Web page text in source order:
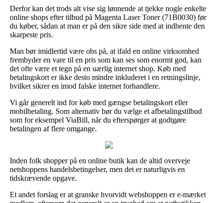
Derfor kan det trods alt vise sig lønnende at tjekke nogle enkelte
online shops efter tilbud på Magenta Laser Toner (71B0030) før
du køber, sådan at man er på den sikre side med at indhente den
skarpeste pris.
Man bør imidlertid være obs på, at ifald en online virksomhed
frembyder en vare til en pris som kan ses som enormt god, kan
det ofte være et tegn på en uærlig internet shop. Køb med
betalingskort er ikke desto mindre inkluderet i en retningslinje,
hvilket sikrer en imod falske internet forhandlere.
Vi går generelt ind for køb med gængse betalingskort eller
mobilbetaling. Som alternativ bør du vælge et afbetalingstilbud
som for eksempel ViaBill, når du efterspørger at godtgøre
betalingen af flere omgange.
Inden folk shopper på en online butik kan de altid overveje
netshoppens handelsbetingelser, men det er naturligvis en
tidskrævende opgave.
Et andet forslag er at granske hvorvidt webshoppen er e-mærket